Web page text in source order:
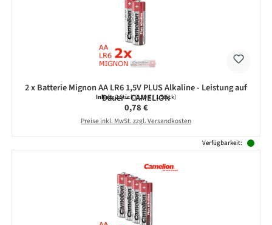
2 x Batterie Mignon AA LR6 1,5V PLUS Alkaline - Leistung auf
Dauer - CAMELION
Inhalt:2 Stück(0,39 € / 1 Stück)
Regulärer Preis:
0,78 €
Preise inkl. MwSt. zzgl. Versandkosten
Verfügbarkeit: